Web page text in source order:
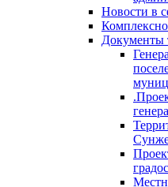
Новости в
Документы